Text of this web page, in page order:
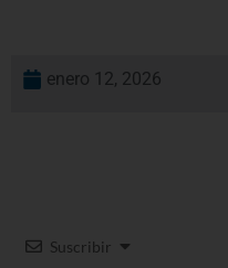
enero 12, 2026
Suscribir